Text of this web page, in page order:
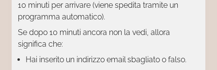
10 minuti per arrivare (viene spedita tramite un
programma automatico).
Se dopo 10 minuti ancora non la vedi, allora
significa che:
Hai inserito un indirizzo email sbagliato o falso.